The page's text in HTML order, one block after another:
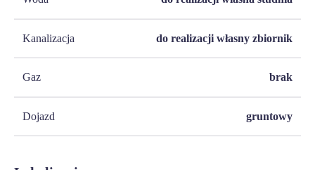
Kanalizacja do realizacji własny zbiornik
Gaz brak
Dojazd gruntowy